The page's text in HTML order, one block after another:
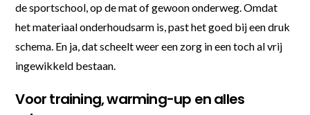
de sportschool, op de mat of gewoon onderweg. Omdat
het materiaal onderhoudsarm is, past het goed bij een druk
schema. En ja, dat scheelt weer een zorg in een toch al vrij
ingewikkeld bestaan.
Voor training, warming-up en alles